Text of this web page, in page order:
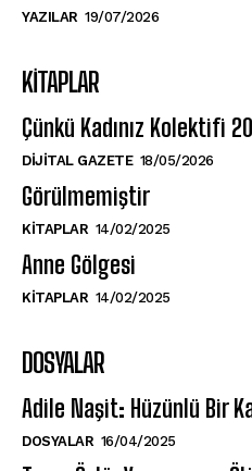
YAZILAR 19/07/2026
KITAPLAR
Çünkü Kadınız Kolektifi
DIJITAL GAZETE 18/05/2026
Görülmemiştir
KITAPLAR 14/02/2025
Anne Gölgesi
KITAPLAR 14/02/2025
DOSYALAR
Adile Naşit: Hüzünlü Bir
DOSYALAR 16/04/2025